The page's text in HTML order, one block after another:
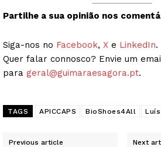
Partilhe a sua opinião nos
Siga-nos no Facebook, X e LinkedIn.
Quer falar connosco? Envie um
para geral@guimaraesagora.pt.
TAGS APICCAPS BioShoes4All
Previous article Next